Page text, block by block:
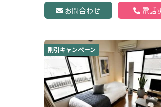
お問合わせ 電話
割引キャンペーン